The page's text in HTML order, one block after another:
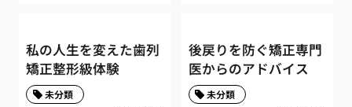
私の人生を変えた歯列
矯正整形級体験
未分類
後戻りを防ぐ矯正専門
医からのアドバイス
未分類